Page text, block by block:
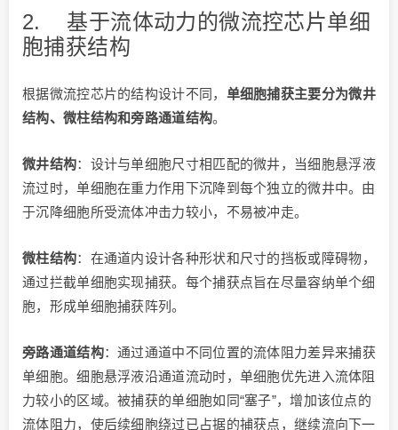
2. 基于流体动力的微流控芯片单细
胞捕获结构
根据微流控芯片的结构设计不同， 单细胞捕获主要分为微井
结构、微柱结构和旁路通道结构。
微井结构：设计与单细胞尺寸相匹配的微井，当细胞悬浮液
流过时，单细胞在重力作用下沉降到每个独立的微井中。由
于沉降细胞所受流体冲击力较小，不易被冲走。
微柱结构：在通道内设计各种形状和尺寸的挡板或障碍物，
通过拦截单细胞实现捕获。每个捕获点旨在尽量容纳单个细
胞，形成单细胞捕获阵列。
旁路通道结构：通过通道中不同位置的流体阻力差异来捕获
单细胞。细胞悬浮液沿通道流动时，单细胞优先进入流体阻
力较小的区域。被捕获的单细胞如同“塞子”，增加该位点的
流体阻力，使后续细胞绕过已占据的捕获点，继续流向下一